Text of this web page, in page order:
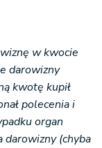
w kwocie
darowizny
kwotę kupił
polecenia i
organ
(chyba